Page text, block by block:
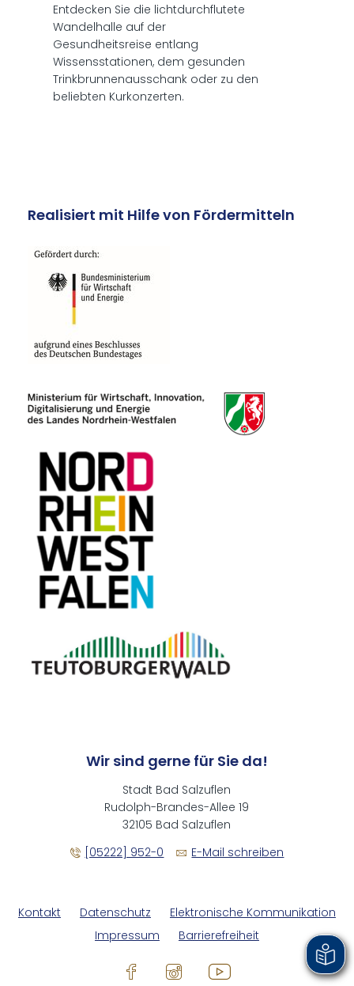
Entdecken Sie die lichtdurchflutete
Wandelhalle auf der
Gesundheitsreise entlang
Wissensstationen, dem gesunden
Trinkbrunnenausschank oder zu den
beliebten Kurkonzerten.
Realisiert mit Hilfe von Fördermitteln
Wir sind gerne für Sie da!
Stadt Bad Salzuflen
Rudolph-Brandes-Allee 19
32105 Bad Salzuflen
[05222] 952-0
E-Mail schreiben
Kontakt Datenschutz
Elektronische Kommunikation
Impressum
Barrierefreiheit